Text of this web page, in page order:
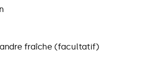
fraîche (facultatif)